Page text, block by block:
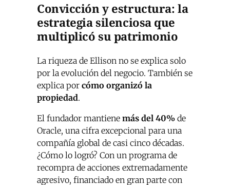
Convicción y estructura: la
estrategia silenciosa que
multiplicó su patrimonio
La riqueza de Ellison no se explica solo
por la evolución del negocio. También se
explica por cómo organizó la
propiedad.
El fundador mantiene más del 40% de
Oracle, una cifra excepcional para una
compañía global de casi cinco décadas.
¿Cómo lo logró? Con un programa de
recompra de acciones extremadamente
agresivo, financiado en gran parte con